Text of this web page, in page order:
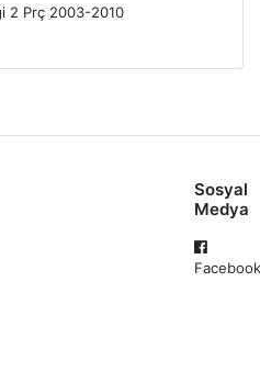
2 Prç 2003-2010
Sosyal
Medya